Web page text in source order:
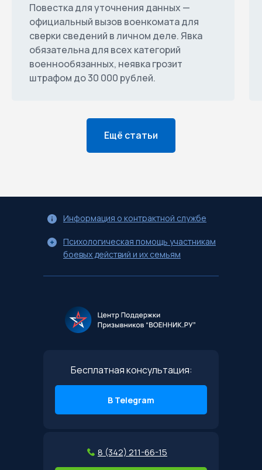
Повестка для уточнения данных —
официальный вызов военкомата для
сверки сведений в личном деле. Явка
обязательна для всех категорий
военнообязанных, неявка грозит
штрафом до 30 000 рублей.
Ещё статьи
Бесплатная консультация:
В Telegram
8 (342) 211-66-15
Информация о контрактной службе
Психологическая помощь участникам
боевых действий и их семьям